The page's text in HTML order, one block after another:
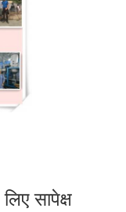
सापेक्ष